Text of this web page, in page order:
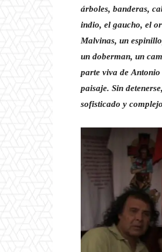
árboles, banderas,
indio, el gaucho, el
Malvinas, un
un doberman, un
parte viva de
paisaje. Sin
sofisticado y